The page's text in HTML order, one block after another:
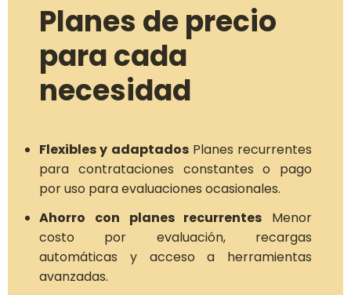
Planes de precio
para cada
necesidad
Flexibles y adaptadosPlanes recurrentes
para contrataciones constantes o pago
por uso para evaluaciones ocasionales.
Ahorro con planes recurrentes Menor
costo por evaluación, recargas
automáticas y acceso a herramientas
avanzadas.